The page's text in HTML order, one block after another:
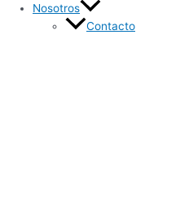
Nosotros
Contacto